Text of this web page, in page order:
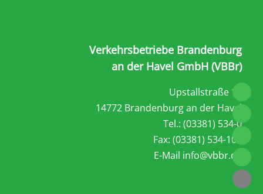
Verkehrsbetriebe Brandenburg
an der Havel GmbH (VBBr)
Upstallstraße 18
14772 Brandenburg an der Havel
Tel.: (03381) 534-0
Fax: (03381) 534-101
E-Mail info@vbbr.de